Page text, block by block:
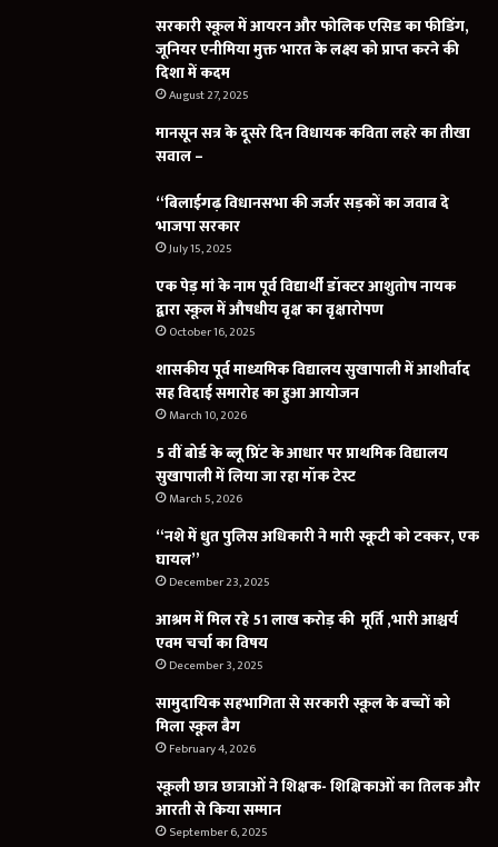
सरकारी स्कूल में आयरन और फोलिक एसिड का फीडिंग,
जूनियर एनीमिया मुक्त भारत के लक्ष्य को प्राप्त करने की
दिशा में कदम
August 27, 2025
मानसून सत्र के दूसरे दिन विधायक कविता लहरे का तीखा
सवाल –
“बिलाईगढ़ विधानसभा की जर्जर सड़कों का जवाब दे
भाजपा सरकार
July 15, 2025
एक पेड़ मां के नाम पूर्व विद्यार्थी डॉक्टर आशुतोष नायक
द्वारा स्कूल में औषधीय वृक्ष का वृक्षारोपण
October 16, 2025
शासकीय पूर्व माध्यमिक विद्यालय सुखापाली में आशीर्वाद
सह विदाई समारोह का हुआ आयोजन
March 10, 2026
5 वीं बोर्ड के ब्लू प्रिंट के आधार पर प्राथमिक विद्यालय
सुखापाली में लिया जा रहा मॉक टेस्ट
March 5, 2026
“नशे में धुत पुलिस अधिकारी ने मारी स्कूटी को टक्कर, एक
घायल”
December 23, 2025
आश्रम में मिल रहे 51 लाख करोड़ की मूर्ति ,भारी आश्चर्य
एवम चर्चा का विषय
December 3, 2025
सामुदायिक सहभागिता से सरकारी स्कूल के बच्चों को
मिला स्कूल बैग
February 4, 2026
स्कूली छात्र छात्राओं ने शिक्षक- शिक्षिकाओं का तिलक और
आरती से किया सम्मान
September 6, 2025